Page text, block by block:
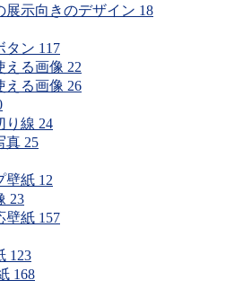
展示向きのデザイン 18
タン 117
える画像 22
える画像 26
り線 24
真 25
壁紙 12
23
壁紙 157
123
168